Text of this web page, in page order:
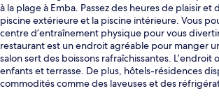
à la plage à Emba. Passez des heures de plaisir et
piscine extérieure et la piscine intérieure. Vous
centre d’entraînement physique pour vous
restaurant est un endroit agréable pour manger
salon sert des boissons rafraîchissantes.
enfants et terrasse. De plus, hôtels-résidences
commodités comme des laveuses et des